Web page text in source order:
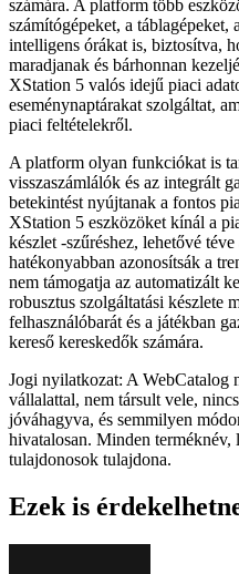
számára. A platform több
számítógépeket, a táblagépeket,
intelligens órákat is, biztosítva,
maradjanak és bárhonnan
XStation 5 valós idejű piaci
eseménynaptárakat szolgáltat,
piaci feltételekről.
A platform olyan funkciókat is
visszaszámlálók és az integrált
betekintést nyújtanak a fontos
XStation 5 eszközöket kínál a
készlet -szűréshez, lehetővé
hatékonyabban azonosítsák a
nem támogatja az automatizált
robusztus szolgáltatási készlete
felhasználóbarát és a játékban
kereső kereskedők számára.
Jogi nyilatkozat: A WebCatalog
vállalattal, nem társult vele,
jóváhagyva, és semmilyen
hivatalosan. Minden terméknév,
tulajdonosok tulajdona.
Ezek is